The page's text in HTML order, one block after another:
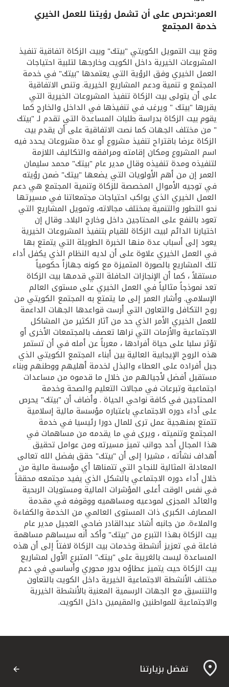
القنوات المصرفية
أدوات وخدمات
خدمات ما بعد البيع
اتصل بنا
مواقع الفروع وأجهزة الصرف الآلي
ألمانيا
ماليزيا
تركيا
مصر
المملكة المتحدة
مملكة البحرين
العمر:نحرص على أن تشمل رؤيتنا للعمل الخيري
خدمة المجتمع
وقع بيت التمويل الكويتي "بيتك" وبيت الزكاة اتفاقية تنفيذ
المشروعات الخيرية داخل الكويت وخارجها لتلبية احتياجات
العمل الخيري وفق الرؤية التي يعتمدها "بيتك" في خدمة
المجتمع و تنمية ودعم المشاريع الخيرية. وتنص الاتفاقية
على أن يتولى بيت الزكاة تنفيذ المشروعات الخيرية التي
يقررها "بيتك " ويرغب في تنفيذها في الداخل والخارج كما
يقوم بيت الزكاة بدراسة طلبات المساعدة التي تقدم لـ "بيتك
" من مختلف الجهات كما نصت الاتفاقية على أن يقدم بيت
الزكاة عرضا باقتراح تنفيذ مشروع أو عدة مشروعات يحدد فيه
اسم المشروع ومكان إقامته ومرافقه والتكاليف اللازمة
لتنفيذه ومدة تنفيذه وقال مدير عام "بيتك" محمد سليمان
العمر إن من أهم الأولويات التي يضعها "بيتك" ضمن رؤيته
في توجيه الأموال المخصصة للزكاة وتنمية المجتمع هي دعم
العمل الخيري الذي يواكب احتياجات مجتمعاتنا في مسيرتها
نحو التطور والتنمية بمختلف مجالاته، وتمويل المشاريع التي
تعود بالنفع على المحتاجين داخل وخارج البلاد. وقال إن
اختيارنا الدائم لبيت الزكاة للقيام بتنفيذ المشروعات الخيرية
يعود إلى أسباب عدة منها الخبرة الطويلة التي يتمتع بها
في العمل الخيري علاوة على أن لديه النظام الذي يكفل أداء
تلك المشاريع بالصورة المتميزة مع كونه جهازاً حكومياً
مستقلاً ، كما أن الإنجازات الحافلة التي قدمها بيت الزكاة
تعد نموذجاً مثالياً في العمل الخيري على مستوى العالم
الإسلامي. وأشار العمر إلى ما يتمتع به المجتمع الكويتي من
روح التكافل والتعاون التي أرست قواعدها الجهات الداعمة
للعمل الخيري الأمر الذي حد من آثار الكثير من المشاكل
الاجتماعية والأزمات التي نراها تعصف بالمجتمعات الأخرى أو
تؤثر سلبا على حياة أفرادها ، معرباً عن أمله في أن تستمر
هذه الروح الإيجابية العالية بين أبناء المجتمع الكويتي الذي
جبل أفراده على العطاء والبذل لخدمة أهليهم ووطنهم وبناء
مستقبل أفضل لأجيالهم من خلال ما قدموه من مساعدات
اجتماعية وتبرعات في مجالات التعليم والصحة وخدمة
المحتاجين في كافة نواحي الحياة . وأضاف أن "بيتك" يحرص
على أداء دوره الاجتماعي باعتباره مؤسسة مالية إسلامية
تتمتع بمنهجية عمل ترى للمال دورا رئيسيا في خدمة
المجتمع وتنميته ، ويرى في ما يقدمه من مساهمات في
هذا المجال أحد جوانب تميز مسيرته ومن عوامل تحقيق
أهداف نشأته ، مشيرا إلى أن "بيتك" حقق بفضل الله تعالى
المعادلة المثالية للنجاح التي تتمناها أي مؤسسة مالية من
خلال أداء دوره الاجتماعي بالشكل الذي يفيد مجتمعه محققاً
في نفس الوقت أعلى المؤشرات المالية ومستويات الربحية
والعائد المجزى لمودعيه ومساهميه ووقوفه في مقدمة
المصارف الكبرى ذات المستوى العالمي من الخدمة والكفاءة
والملاءة. من جانبه أشاد عبدالقادر ضاحي العجيل مدير عام
بيت الزكاة بهذا التبرع من "بيتك" وأكد أنه سيساهم مساهمة
فاعلة في تعزيز أنشطة وخدمات بيت الزكاة لافتاً إلى أن هذه
المساعدة ليست بالغريبة على "بيتك" المتبرع الأول لمشاريع
بيت الزكاة حيث يتميز عطاؤه بدور محوري وأساسي في دعم
مختلف الأنشطة الاجتماعية الخيرية داخل الكويت بالتعاون
والتنسيق مع الجهات الرسمية المعنية بالأنشطة الخيرية
والاجتماعية للمواطنين والمقيمين داخل الكويت.
تفضل بزيارتنا